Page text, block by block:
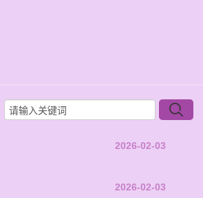
2026-02-03
2026-02-03